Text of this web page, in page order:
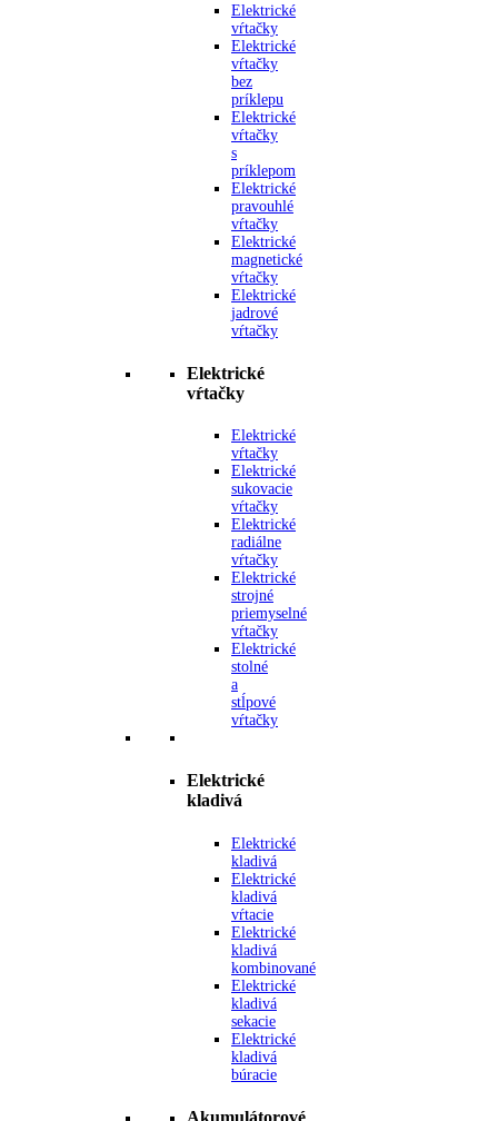
Elektrické
vŕtačky
Elektrické
vŕtačky
bez
príklepu
Elektrické
vŕtačky
s
príklepom
Elektrické
pravouhlé
vŕtačky
Elektrické
magnetické
vŕtačky
Elektrické
jadrové
vŕtačky
Elektrické
vŕtačky
Elektrické
vŕtačky
Elektrické
sukovacie
vŕtačky
Elektrické
radiálne
vŕtačky
Elektrické
strojné
priemyselné
vŕtačky
Elektrické
stolné
a
stĺpové
vŕtačky
Elektrické
kladivá
Elektrické
kladivá
Elektrické
kladivá
vŕtacie
Elektrické
kladivá
kombinované
Elektrické
kladivá
sekacie
Elektrické
kladivá
búracie
Akumulátorové